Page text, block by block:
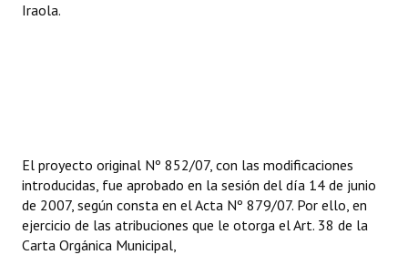
Iraola.
El proyecto original Nº 852/07, con las modificaciones
introducidas, fue aprobado en la sesión del día 14 de junio
de 2007, según consta en el Acta Nº 879/07. Por ello, en
ejercicio de las atribuciones que le otorga el Art. 38 de la
Carta Orgánica Municipal,